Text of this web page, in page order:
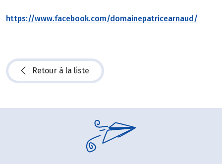
https://www.facebook.com/domainepatricearnaud/
Retour à la liste